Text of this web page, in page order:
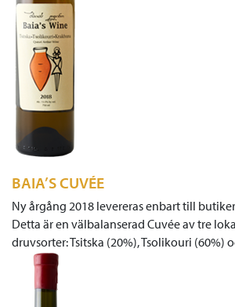
BAIA’S CUVÉE
Ny årgång 2018 levereras enbart till
Detta är en välbalanserad Cuvée av tre
druvsorter: Tsitska (20%), Tsolikouri (60%)